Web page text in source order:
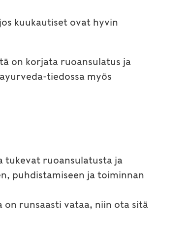
kuukautiset ovat hyvin
on korjata ruoansulatus ja
tiedossa myös
tukevat ruoansulatusta ja
puhdistamiseen ja toiminnan
on runsaasti vataa, niin ota sitä